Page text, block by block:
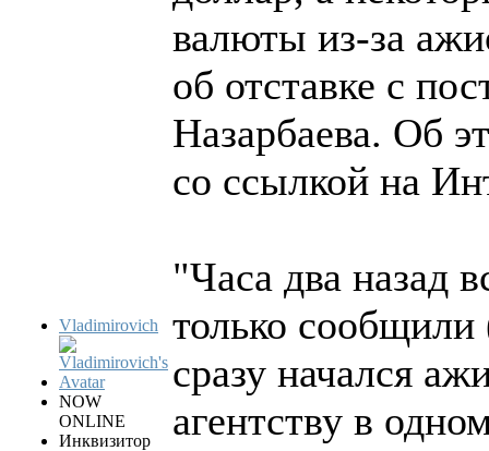
Vladimirovich
NOW
ONLINE
Инквизитор
валюты из-за
об отставке с
Назарбаева. Об
со ссылкой на
"Часа два назад
только сообщили
сразу начался
агентству в